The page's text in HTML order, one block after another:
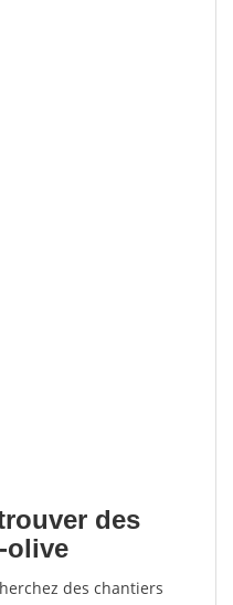
des
olive
des chantiers